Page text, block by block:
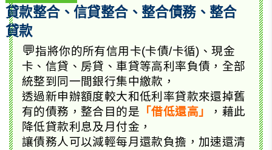
貸款整合、信貸整合、整合債務、整合
貸款
💬指將你的所有信用卡(卡債/卡循)、現金
卡、信貸、房貸、車貸等高利率負債，全部
統整到同一間銀行集中繳款，
透過新申辦額度較大和低利率貸款來還掉舊
有的債務，整合目的是 「借低還高」
，藉此
降低貸款利息及月付金，
讓債務人可以減輕每月還款負擔，加速還清